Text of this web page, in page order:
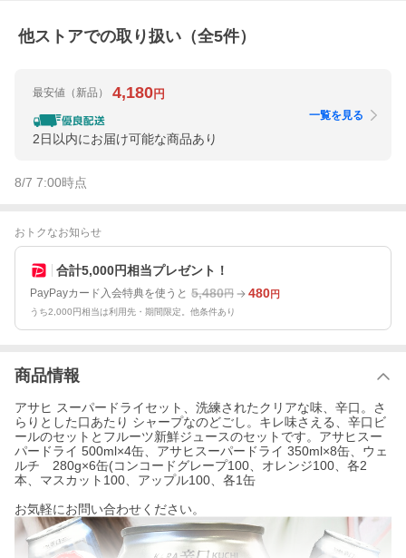
他ストアでの取り扱い（全5件）
最安値 （新品） 4,180円
2日以内にお届け可能な商品あり
一覧を見る
8/7 7:00時点
おトクなお知らせ
合計5,000円相当プレゼント！
PayPayカード入会特典を使うと 5,480円 480円
うち2,000円相当は利用先・期間限定。他条件あり
商品情報
アサヒ スーパードライセット、洗練されたクリアな味、辛口。さ
らりとした口あたり シャープなのどごし。キレ味さえる、辛口ビ
ールのセットとフルーツ新鮮ジュースのセットです。アサヒスー
パードライ 500ml×4缶、アサヒスーパードライ 350ml×8缶、ウェ
ルチ 280g×6缶(コンコードグレープ100、オレンジ100、各2
本、マスカット100、アップル100、各1缶
お気軽にお問い合わせください。